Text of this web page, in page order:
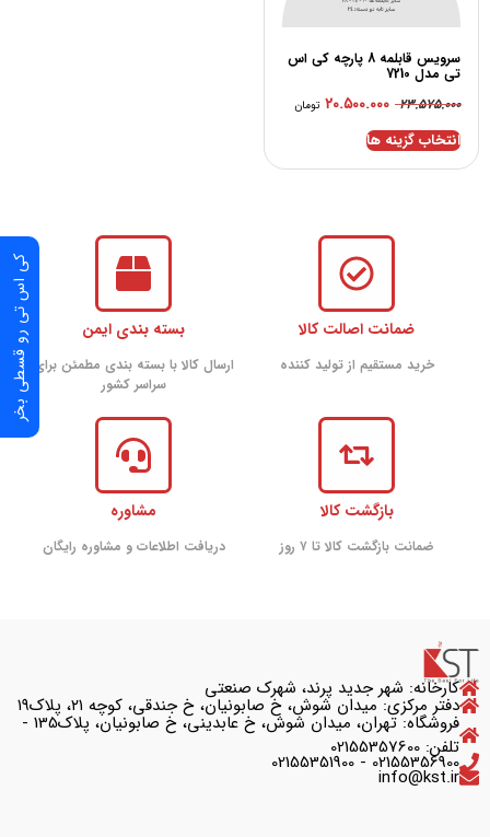
سرویس قابلمه 8 پارچه کی اس
تی مدل 7210
۲۳.۵۷۵.۰۰۰ ۲۰.۵۰۰.۰۰۰ تومان
انتخاب گزینه ها
کی اس تی رو قسطی بخر ضمانت اصالت کالا
خرید مستقیم از تولید کننده
بسته بندی ایمن
ارسال کالا با بسته بندی مطمئن برای
سراسر کشور
بازگشت کالا
ضمانت بازگشت کالا تا ۷ روز
مشاوره
دریافت اطلاعات و مشاوره رایگان
کارخانه: شهر جدید پرند، شهرک صنعتی
دفتر مرکزی: میدان شوش، خ صابونیان، خ جندقی، کوچه ۲۱، پلاک۱۹
فروشگاه: تهران، میدان شوش، خ عابدینی، خ صابونیان، پلاک135 -
تلفن: 02155357600
02155356900 - 02155351900
info@kst.ir